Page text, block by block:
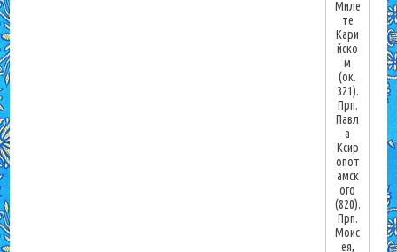
Миле
те
Кари
йско
м
(ок.
321).
Прп.
Павл
а
Ксир
опот
амск
ого
(820).
Прп.
Моис
ея,